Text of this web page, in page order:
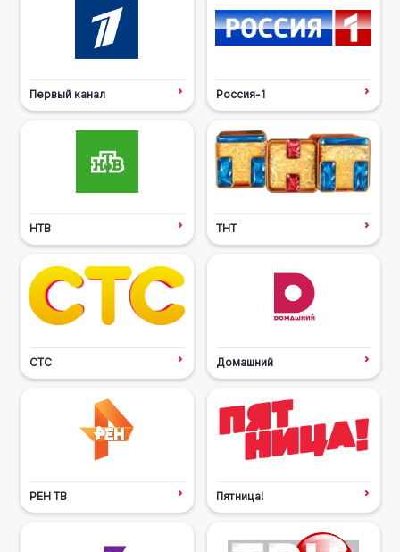
Первый канал Россия-1
НТВ ТНТ
СТС Домашний
РЕН ТВ Пятница!